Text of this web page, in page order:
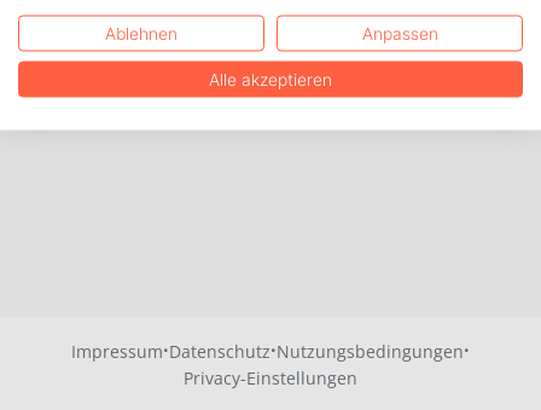
Impressum·Datenschutz·Nutzungsbedingungen·
Privacy-Einstellungen
Ablehnen Anpassen
Alle akzeptieren